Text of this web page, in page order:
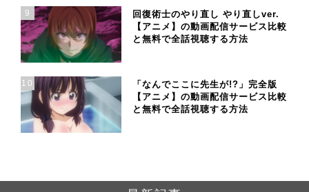
9
回復術士のやり直し やり直しver.
【アニメ】の動画配信サービス比較
と無料で全話視聴する方法
10
「なんでここに先生が!?」完全版
【アニメ】の動画配信サービス比較
と無料で全話視聴する方法